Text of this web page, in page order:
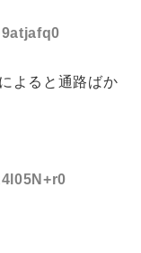
よると通路ばか